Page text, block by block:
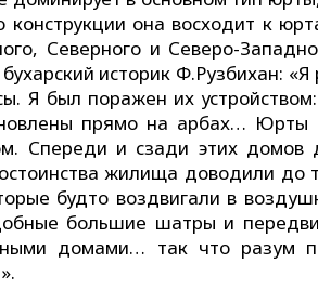
конструкции она восходит к
Северного и Северо-
историк Ф.Рузбихан:
Я был поражен их
прямо на арбах… Юрты
Спереди и сзади этих домов
жилища доводили до
будто воздвигали в
большие шатры и
домами… так что разум